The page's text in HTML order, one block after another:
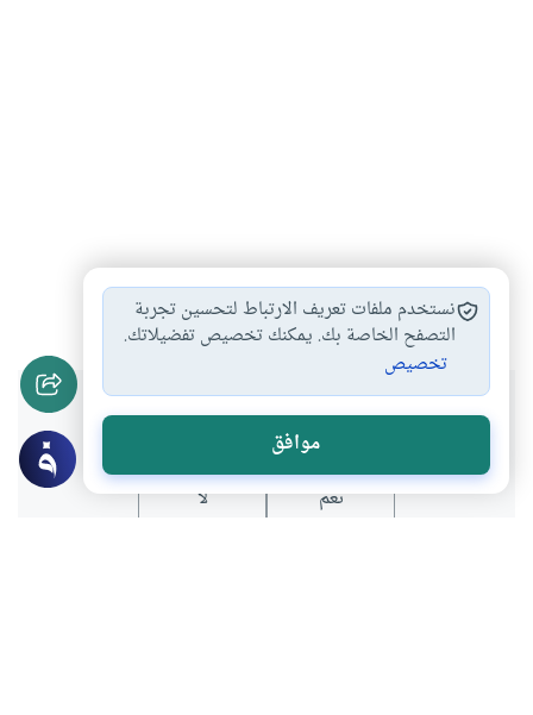
دعاء #الذكر والدعاء أدعية
هل انتفعت بهذا المحتوى؟
نعم لا
نستخدم ملفات تعريف الارتباط لتحسين تجربة
التصفح الخاصة بك. يمكنك تخصيص تفضيلاتك.
تخصيص
موافق